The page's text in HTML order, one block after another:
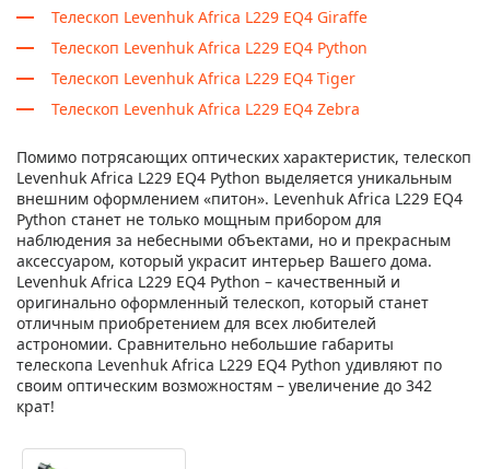
Телескоп Levenhuk Africa L229 EQ4 Giraffe
Телескоп Levenhuk Africa L229 EQ4 Python
Телескоп Levenhuk Africa L229 EQ4 Tiger
Телескоп Levenhuk Africa L229 EQ4 Zebra
Помимо потрясающих оптических характеристик, телескоп
Levenhuk Africa L229 EQ4 Python выделяется уникальным
внешним оформлением «питон». Levenhuk Africa L229 EQ4
Python станет не только мощным прибором для
наблюдения за небесными объектами, но и прекрасным
аксессуаром, который украсит интерьер Вашего дома.
Levenhuk Africa L229 EQ4 Python – качественный и
оригинально оформленный телескоп, который станет
отличным приобретением для всех любителей
астрономии. Сравнительно небольшие габариты
телескопа Levenhuk Africa L229 EQ4 Python удивляют по
своим оптическим возможностям – увеличение до 342
крат!